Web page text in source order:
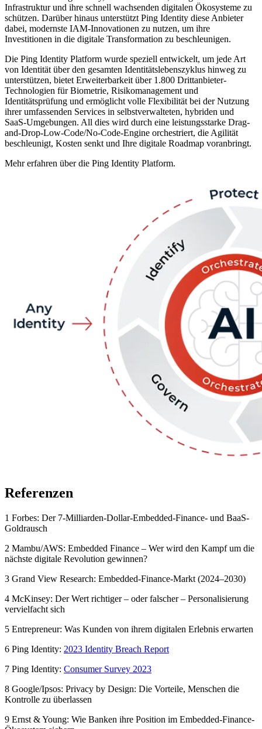
Infrastruktur und ihre schnell wachsenden digitalen Ökosysteme zu
schützen. Darüber hinaus unterstützt Ping Identity diese Anbieter
dabei, modernste IAM-Innovationen zu nutzen, um ihre
Investitionen in die digitale Transformation zu beschleunigen.
Die Ping Identity Platform wurde speziell entwickelt, um jede Art
von Identität über den gesamten Identitätslebenszyklus hinweg zu
unterstützen, bietet Erweiterbarkeit über 1.800 Drittanbieter-
Technologien für Biometrie, Risikomanagement und
Identitätsprüfung und ermöglicht volle Flexibilität bei der Nutzung
ihrer umfassenden Services in selbstverwalteten, hybriden und
SaaS-Umgebungen. All dies wird durch eine leistungsstarke Drag-
and-Drop-Low-Code/No-Code-Engine orchestriert, die Agilität
beschleunigt, Kosten senkt und Ihre digitale Roadmap voranbringt.
Mehr erfahren über die Ping Identity Platform.
Referenzen
1 Forbes: Der 7-Milliarden-Dollar-Embedded-Finance- und BaaS-
Goldrausch
2 Mambu/AWS: Embedded Finance – Wer wird den Kampf um die
nächste digitale Revolution gewinnen?
3 Grand View Research: Embedded-Finance-Markt (2024–2030)
4 McKinsey: Der Wert richtiger – oder falscher – Personalisierung
vervielfacht sich
5 Entrepreneur: Was Kunden von ihrem digitalen Erlebnis erwarten
6 Ping Identity: 2023 Identity Breach Report
7 Ping Identity: Consumer Survey 2023
8 Google/Ipsos: Privacy by Design: Die Vorteile, Menschen die
Kontrolle zu überlassen
9 Ernst & Young: Wie Banken ihre Position im Embedded-Finance-